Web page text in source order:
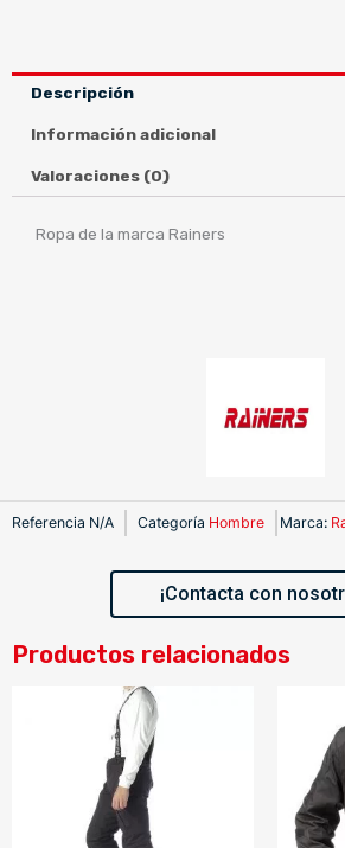
Descripción
Información adicional
Valoraciones (0)
Ropa de la marca Rainers
Referencia N/A Categoría Hombre Marca:
¡Contacta con
Productos relacionados